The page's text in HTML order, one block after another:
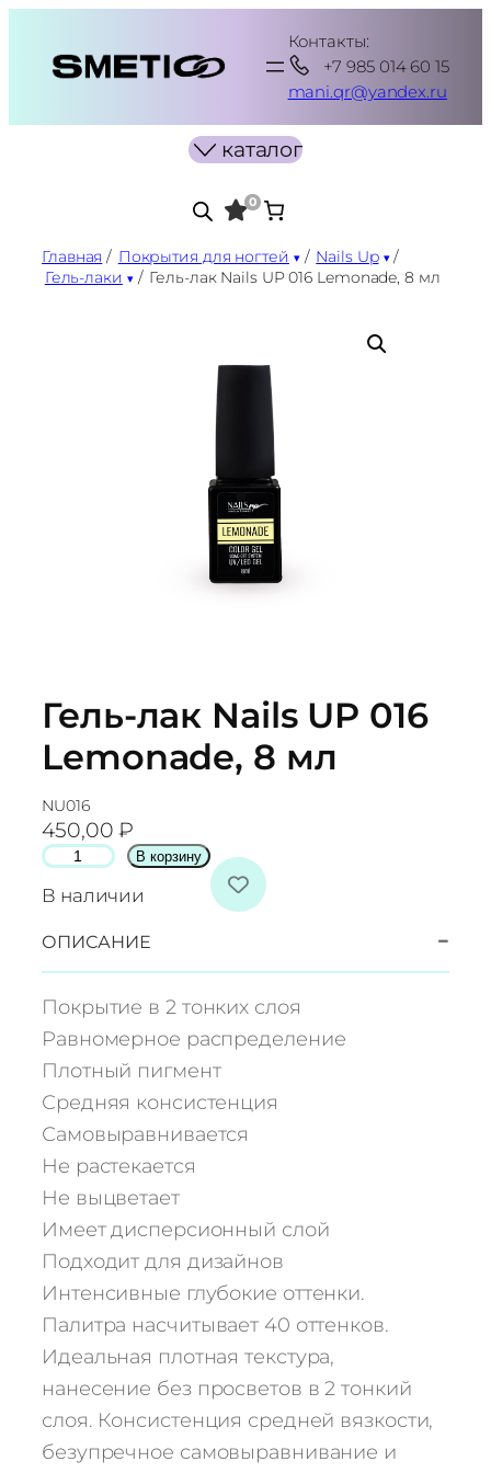
содержимому
Контакты:
+7 985 014 60 15
mani.qr@yandex.ru
каталог
0
Главная / Покрытия для ногтей / Nails Up /
Гель-лаки
/ Гель-лак Nails UP 016 Lemonade, 8 мл
Гель-лак Nails UP 016
Lemonade, 8 мл
NU016
450,00₽
В наличии
К
о
и
ч
е
с
т
в
о
т
о
в
а
р
а
Г
е
л
л
а
В корзину
ОПИСАНИЕ −
Покрытие в 2 тонких слоя
Равномерное распределение
Плотный пигмент
Средняя консистенция
Самовыравнивается
Не растекается
Не выцветает
Имеет дисперсионный слой
Подходит для дизайнов
Интенсивные глубокие оттенки.
Палитра насчитывает 40 оттенков.
Идеальная плотная текстура,
нанесение без просветов в 2 тонкий
слоя. Консистенция средней вязкости,
безупречное самовыравнивание и